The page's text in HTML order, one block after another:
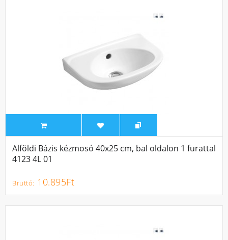
Alföldi Bázis kézmosó 40x25 cm, bal oldalon 1 furattal
4123 4L 01
10.895Ft